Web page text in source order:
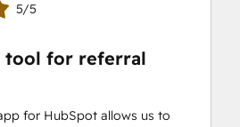
5/5
tool for referral
for HubSpot allows us to